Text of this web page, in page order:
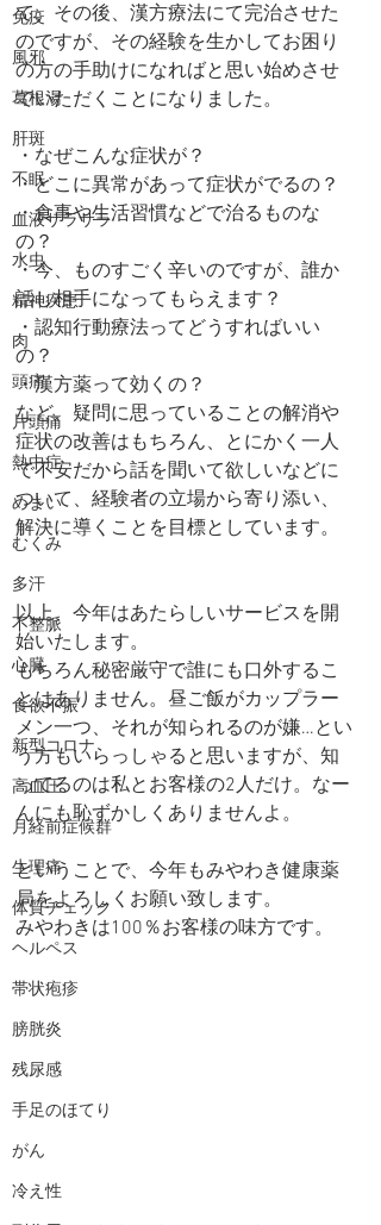
免疫
風邪
葛根湯
肝斑
不眠
血液サラサラ
水虫
精神疾患
肉
頭痛
片頭痛
熱中症
めまい
むくみ
多汗
不整脈
心臓
食欲不振
新型コロナ
高血圧
月経前症候群
生理痛
体質チェック
ヘルペス
帯状疱疹
膀胱炎
残尿感
手足のほてり
がん
冷え性
て、その後、漢方療法にて完治させた
のですが、その経験を生かしてお困り
の方の手助けになればと思い始めさせ
ていただくことになりました。
・なぜこんな症状が？
・どこに異常があって症状がでるの？
・食事や生活習慣などで治るものな
の？
・今、ものすごく辛いのですが、誰か
話し相手になってもらえます？
・認知行動療法ってどうすればいい
の？
・漢方薬って効くの？
など、疑問に思っていることの解消や
症状の改善はもちろん、とにかく一人
で不安だから話を聞いて欲しいなどに
ついて、経験者の立場から寄り添い、
解決に導くことを目標としています。
以上、今年はあたらしいサービスを開
始いたします。
もちろん秘密厳守で誰にも口外するこ
とはありません。昼ご飯がカップラー
メン一つ、それが知られるのが嫌…とい
う方もいらっしゃると思いますが、知
ってるのは私とお客様の2人だけ。なー
んにも恥ずかしくありませんよ。
ということで、今年もみやわき健康薬
局をよろしくお願い致します。
みやわきは100％お客様の味方です。